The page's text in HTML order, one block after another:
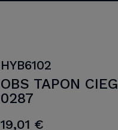
HYB6102
OBS TAPON
0287
19,01 €